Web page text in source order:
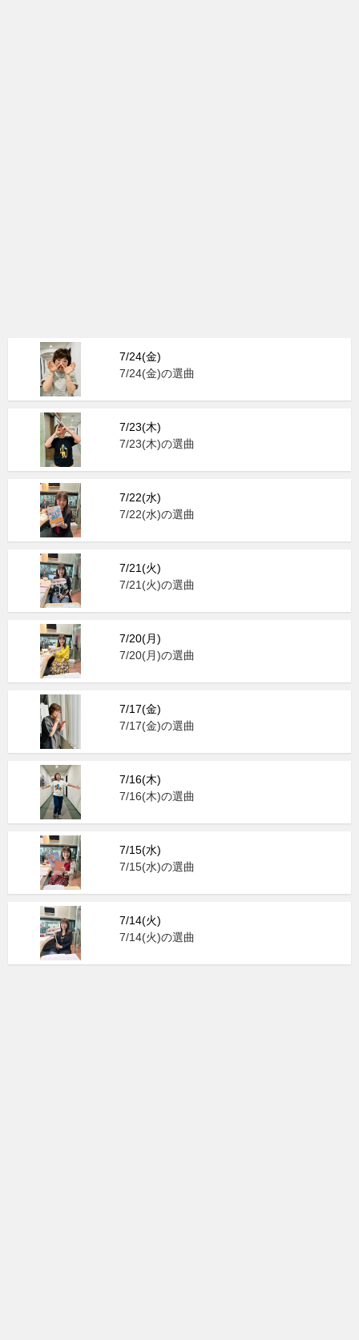
7/24(金)
7/24(金)の選曲
7/23(木)
7/23(木)の選曲
7/22(水)
7/22(水)の選曲
7/21(火)
7/21(火)の選曲
7/20(月)
7/20(月)の選曲
7/17(金)
7/17(金)の選曲
7/16(木)
7/16(木)の選曲
7/15(水)
7/15(水)の選曲
7/14(火)
7/14(火)の選曲